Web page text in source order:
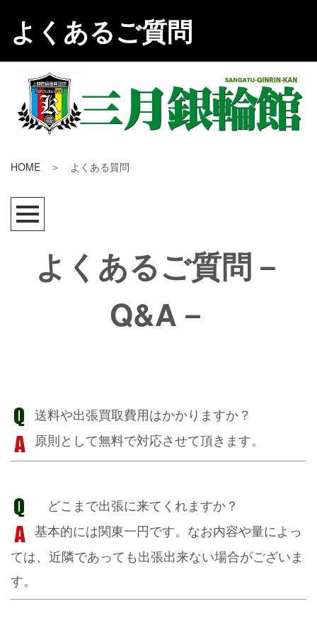
よくあるご質問
HOME ＞ よくある質問
よくあるご質問－
Q&A－
送料や出張買取費用はかかりますか？
原則として無料で対応させて頂きます。
どこまで出張に来てくれますか？
基本的には関東一円です。なお内容や量によっ
ては、近隣であっても出張出来ない場合がございま
す。